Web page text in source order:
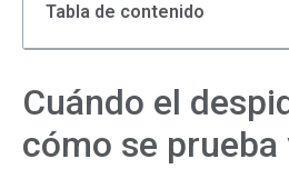
Tabla de contenido
Cuándo el
cómo se prueba